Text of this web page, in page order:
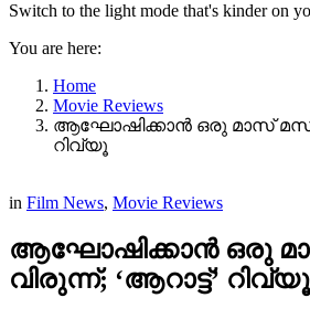
Switch to the light mode that's kinder on
You are here:
Home
Movie Reviews
ആഘോഷിക്കാൻ ഒരു മാസ്
റിവ്യൂ
in Film News, Movie Reviews
ആഘോഷിക്കാൻ ഒരു
വിരുന്ന്; ‘ആറാട്ട്’ റിവ്യൂ